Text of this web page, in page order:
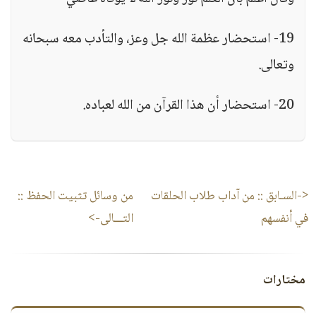
19- استحضار عظمة الله جل وعز، والتأدب معه سبحانه
وتعالى.
20- استحضار أن هذا القرآن من الله لعباده.
<-السـابق :: من آداب طلاب الحلقات
في أنفسهم
من وسائل تثبيت الحفظ ::
التـــالى->
مختارات